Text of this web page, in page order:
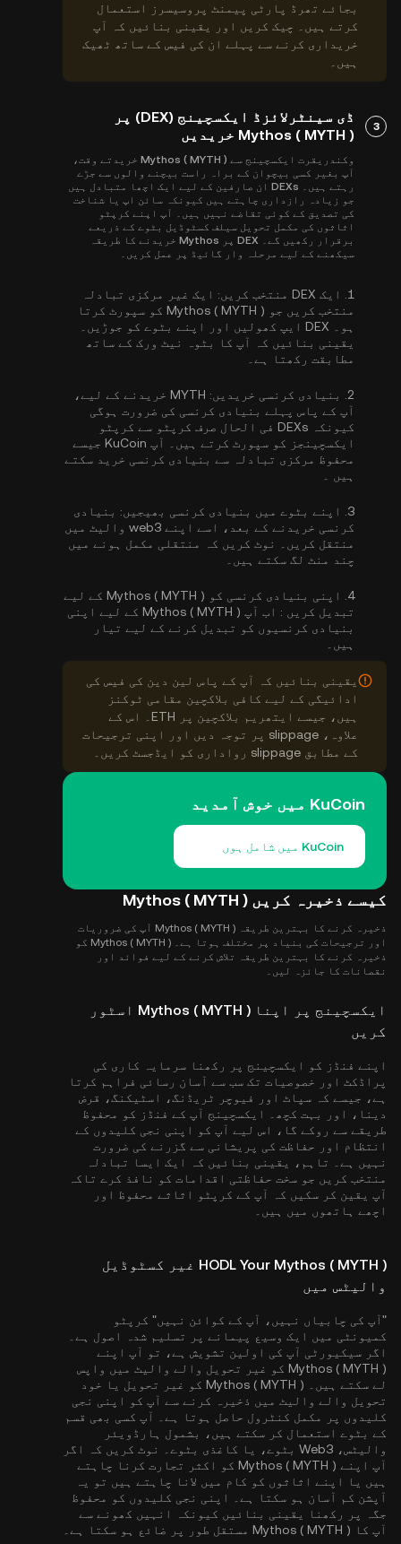
بجائے تھرڈ پارٹی پیمنٹ پروسیسرز استعمال
کرتے ہیں۔ چیک کریں اور یقینی بنائیں کہ آپ
خریداری کرنے سے پہلے ان کی فیس کے ساتھ ٹھیک
ہیں۔
3
ڈی سینٹرلائزڈ ایکسچینج (DEX) پر
Mythos ( MYTH ) خریدیں
وکندریقرت ایکسچینج سے Mythos ( MYTH ) خریدتے وقت،
آپ بغیر کسی بیچوان کے براہ راست بیچنے والوں سے جڑے
رہتے ہیں۔ DEXs ان صارفین کے لیے ایک اچھا متبادل ہیں
جو زیادہ رازداری چاہتے ہیں کیونکہ سائن اپ یا شناخت
کی تصدیق کے کوئی تقاضے نہیں ہیں۔ آپ اپنے کرپٹو
اثاثوں کی مکمل تحویل سیلف کسٹوڈیل بٹوے کے ذریعے
برقرار رکھیں گے۔ DEX پر Mythos خریدنے کا طریقہ
سیکھنے کے لیے مرحلہ وار گائیڈ پر عمل کریں۔
1. ایک DEX منتخب کریں:
ایک غیر مرکزی تبادلہ
منتخب کریں جو Mythos ( MYTH ) کو سپورٹ کرتا
ہو۔ DEX ایپ کھولیں اور اپنے بٹوے کو جوڑیں۔
یقینی بنائیں کہ آپ کا بٹوہ نیٹ ورک کے ساتھ
مطابقت رکھتا ہے۔
2. بنیادی کرنسی خریدیں:
MYTH خریدنے کے لیے،
آپ کے پاس پہلے بنیادی کرنسی کی ضرورت ہوگی
کیونکہ DEXs فی الحال صرف کرپٹو سے کرپٹو
ایکسچینجز کو سپورٹ کرتے ہیں۔ آپ KuCoin جیسے
محفوظ مرکزی تبادلہ سے بنیادی کرنسی خرید سکتے
ہیں
3. اپنے بٹوے میں بنیادی کرنسی بھیجیں: بنیادی
کرنسی خریدنے کے بعد، اسے اپنے web3 والیٹ میں
منتقل کریں۔ نوٹ کریں کہ منتقلی مکمل ہونے میں
چند منٹ لگ سکتے ہیں۔
4.
اپنی بنیادی کرنسی کو Mythos ( MYTH ) کے لیے
تبدیل کریں :
اب آپ Mythos ( MYTH ) کے لیے اپنی
بنیادی کرنسیوں کو تبدیل کرنے کے لیے تیار
ہیں۔
یقینی بنائیں کہ آپ کے پاس لین دین کی فیس کی
ادائیگی کے لیے کافی بلاکچین مقامی ٹوکنز
ہیں، جیسے ایتھریم بلاکچین پر ETH۔ اس کے
علاوہ، slippage پر توجہ دیں اور اپنی ترجیحات
کے مطابق slippage رواداری کو ایڈجسٹ کریں۔
KuCoin میں خوش آمدید
KuCoin میں شامل ہوں
کیسے ذخیرہ کریں Mythos ( MYTH )
ذخیرہ کرنے کا بہترین طریقہ Mythos ( MYTH ) آپ کی ضروریات
اور ترجیحات کی بنیاد پر مختلف ہوتا ہے۔ Mythos ( MYTH ) کو
ذخیرہ کرنے کا بہترین طریقہ تلاش کرنے کے لیے فوائد اور
نقصانات کا جائزہ لیں۔
ایکسچینج پر اپنا Mythos ( MYTH ) اسٹور
کریں
اپنے فنڈز کو ایکسچینج پر رکھنا سرمایہ کاری کی
پراڈکٹ اور خصوصیات تک سب سے آسان رسائی فراہم کرتا
ہے، جیسے کہ سپاٹ اور فیوچر ٹریڈنگ، اسٹیکنگ، قرض
دینا، اور بہت کچھ۔ ایکسچینج آپ کے فنڈز کو محفوظ
طریقے سے روکے گا، اس لیے آپ کو اپنی نجی کلیدوں کے
انتظام اور حفاظت کی پریشانی سے گزرنے کی ضرورت
نہیں ہے۔ تاہم، یقینی بنائیں کہ ایک ایسا تبادلہ
منتخب کریں جو سخت حفاظتی اقدامات کو نافذ کرے تاکہ
آپ یقین کر سکیں کہ آپ کے کرپٹو اثاثے محفوظ اور
اچھے ہاتھوں میں ہیں۔
HODL Your Mythos ( MYTH ) غیر کسٹوڈیل
والیٹس میں
"آپ کی چابیاں نہیں، آپ کے کوائن نہیں" کرپٹو
کمیونٹی میں ایک وسیع پیمانے پر تسلیم شدہ اصول ہے۔
اگر سیکیورٹی آپ کی اولین تشویش ہے، تو آپ اپنے
Mythos ( MYTH ) کو غیر تحویل والے والیٹ میں واپس
لے سکتے ہیں۔ Mythos ( MYTH ) کو غیر تحویل یا خود
تحویل والے والیٹ میں ذخیرہ کرنے سے آپ کو اپنی نجی
کلیدوں پر مکمل کنٹرول حاصل ہوتا ہے۔ آپ کسی بھی قسم
کے بٹوے استعمال کر سکتے ہیں، بشمول ہارڈویئر
والیٹس، Web3 بٹوے، یا کاغذی بٹوے۔ نوٹ کریں کہ اگر
آپ اپنے Mythos ( MYTH ) کو اکثر تجارت کرنا چاہتے
ہیں یا اپنے اثاثوں کو کام میں لانا چاہتے ہیں تو یہ
آپشن کم آسان ہو سکتا ہے۔ اپنی نجی کلیدوں کو محفوظ
جگہ پر رکھنا یقینی بنائیں کیونکہ انہیں کھونے سے
آپ کا Mythos ( MYTH ) مستقل طور پر ضائع ہو سکتا ہے۔